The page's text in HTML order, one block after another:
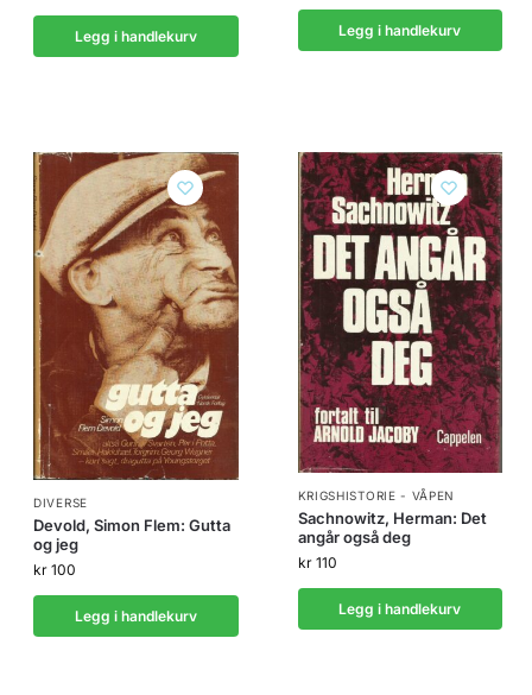
Legg i handlekurv Legg i handlekurv
DIVERSE
Devold, Simon Flem: Gutta
og jeg
kr 100
Legg i handlekurv
KRIGSHISTORIE - VÅPEN
Sachnowitz, Herman: Det
angår også deg
kr110
Legg i handlekurv